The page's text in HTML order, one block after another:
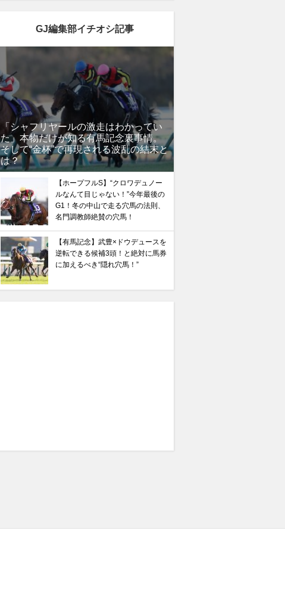
GJ編集部イチオシ記事
「シャフリヤールの激走はわかってい
た」本物だけが知る有馬記念裏事情。
そして“金杯”で再現される波乱の結末と
は？
【ホープフルS】“クロワデュノー
ルなんて目じゃない！”今年最後の
G1！冬の中山で走る穴馬の法則、
名門調教師絶賛の穴馬！
【有馬記念】武豊×ドウデュースを
逆転できる候補3頭！と絶対に馬券
に加えるべき“隠れ穴馬！”